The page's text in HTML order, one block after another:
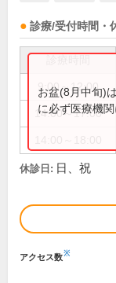
診療/受付時間・
9:00～12:00
14:00～17:00
お盆(8月中旬)
に必ず医療機
休診日: 日、祝
アクセス数※